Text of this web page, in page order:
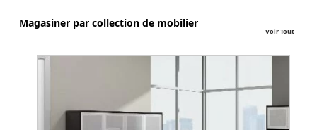
Magasiner par collection de mobilier
Voir Tout